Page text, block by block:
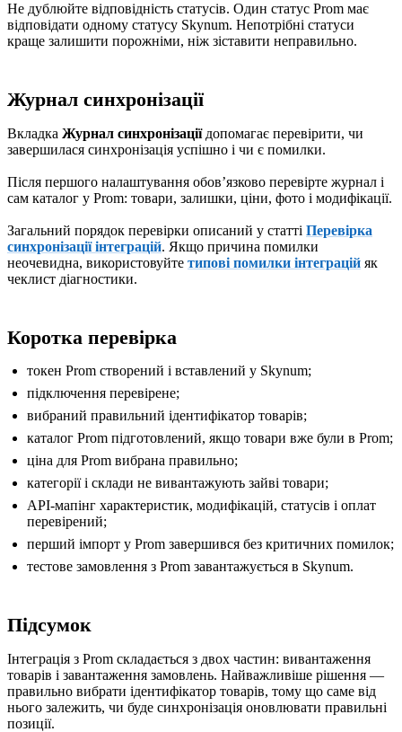
Не дублюйте відповідність статусів. Один статус Prom має
відповідати одному статусу Skynum. Непотрібні статуси
краще залишити порожніми, ніж зіставити неправильно.
Журнал синхронізації
Вкладка Журнал синхронізаціїдопомагає перевірити, чи
завершилася синхронізація успішно і чи є помилки.
Після першого налаштування обовʼязково перевірте журнал і
сам каталог у Prom: товари, залишки, ціни, фото і модифікації.
Загальний порядок перевірки описаний у статті Перевірка
синхронізації інтеграцій. Якщо причина помилки
неочевидна, використовуйте типові помилки інтеграцій як
чеклист діагностики.
Коротка перевірка
токен Prom створений і вставлений у Skynum;
підключення перевірене;
вибраний правильний ідентифікатор товарів;
каталог Prom підготовлений, якщо товари вже були в Prom;
ціна для Prom вибрана правильно;
категорії і склади не вивантажують зайві товари;
API-мапінг характеристик, модифікацій, статусів і оплат
перевірений;
перший імпорт у Prom завершився без критичних помилок;
тестове замовлення з Prom завантажується в Skynum.
Підсумок
Інтеграція з Prom складається з двох частин: вивантаження
товарів і завантаження замовлень. Найважливіше рішення —
правильно вибрати ідентифікатор товарів, тому що саме від
нього залежить, чи буде синхронізація оновлювати правильні
позиції.